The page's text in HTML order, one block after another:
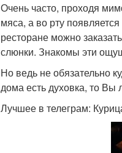
Очень часто, проходя
мяса, а во рту
ресторане можно
слюнки. Знакомы эти
Но ведь не обязательно
дома есть духовка, то Вы
Лучшее в телеграм: